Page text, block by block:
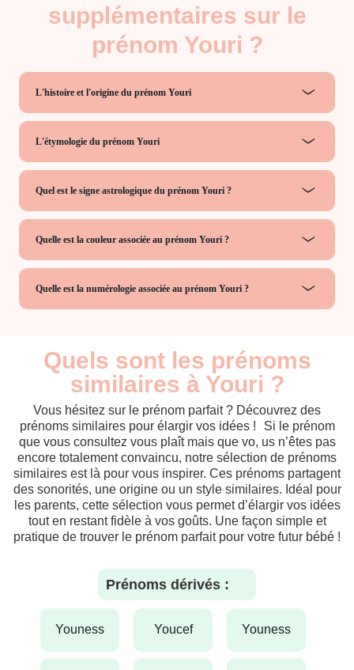
supplémentaires sur le
prénom Youri ?
L'histoire et l'origine du prénom Youri
L'étymologie du prénom Youri
Quel est le signe astrologique du prénom Youri ?
Quelle est la couleur associée au prénom Youri ?
Quelle est la numérologie associée au prénom Youri ?
Quels sont les prénoms
similaires à Youri ?
Vous hésitez sur le prénom parfait ? Découvrez des
prénoms similaires pour élargir vos idées ! Si le prénom
que vous consultez vous plaît mais que vo, us n’êtes pas
encore totalement convaincu, notre sélection de prénoms
similaires est là pour vous inspirer. Ces prénoms partagent
des sonorités, une origine ou un style similaires. Idéal pour
les parents, cette sélection vous permet d’élargir vos idées
tout en restant fidèle à vos goûts. Une façon simple et
pratique de trouver le prénom parfait pour votre futur bébé !
Prénoms dérivés :
youness youcef youness